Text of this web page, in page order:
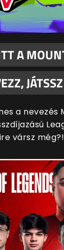
A
a nevezés
vársz még?!